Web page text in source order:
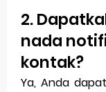
2.
nada
kontak?
Ya, Anda